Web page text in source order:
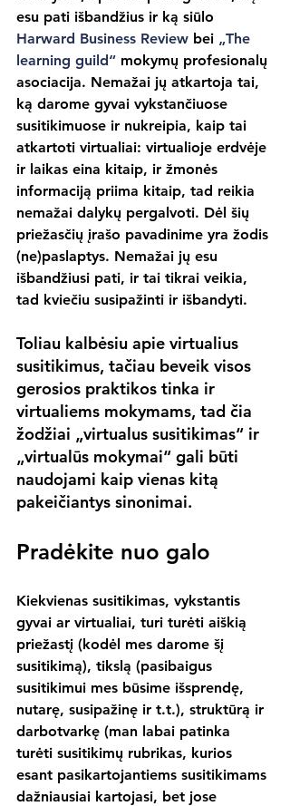
esu pati išbandžius ir ką siūlo
Harward Business Review bei „The
learning guild“ mokymų profesionalų
asociacija. Nemažai jų atkartoja tai,
ką darome gyvai vykstančiuose
susitikimuose ir nukreipia, kaip tai
atkartoti virtualiai: virtualioje erdvėje
ir laikas eina kitaip, ir žmonės
informaciją priima kitaip, tad reikia
nemažai dalykų pergalvoti. Dėl šių
priežasčių įrašo pavadinime yra žodis
(ne)paslaptys. Nemažai jų esu
išbandžiusi pati, ir tai tikrai veikia,
tad kviečiu susipažinti ir išbandyti.
Toliau kalbėsiu apie virtualius
susitikimus, tačiau beveik visos
gerosios praktikos tinka ir
virtualiems mokymams, tad čia
žodžiai „virtualus susitikimas“ ir
„virtualūs mokymai“ gali būti
naudojami kaip vienas kitą
pakeičiantys sinonimai.
Pradėkite nuo galo
Kiekvienas susitikimas, vykstantis
gyvai ar virtualiai, turi turėti aiškią
priežastį (kodėl mes darome šį
susitikimą), tikslą (pasibaigus
susitikimui mes būsime išsprendę,
nutarę, susipažinę ir t.t.), struktūrą ir
darbotvarkę (man labai patinka
turėti susitikimų rubrikas, kurios
esant pasikartojantiems susitikimams
dažniausiai kartojasi, bet jose